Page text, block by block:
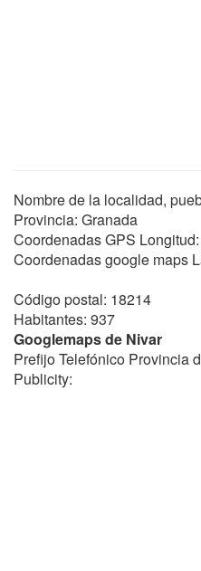
Nombre de la localidad,
Provincia: Granada
Coordenadas GPS Longitud:
Coordenadas google maps
Código postal: 18214
Habitantes: 937
Googlemaps de Nivar
Prefijo Telefónico Provincia
Publicity: